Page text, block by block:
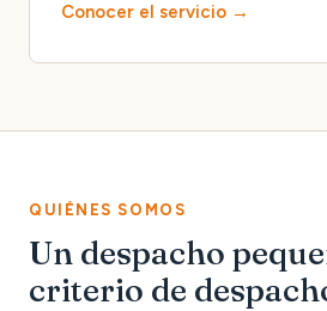
Conocer el servicio
QUIÉNES SOMOS
Un despacho
criterio de